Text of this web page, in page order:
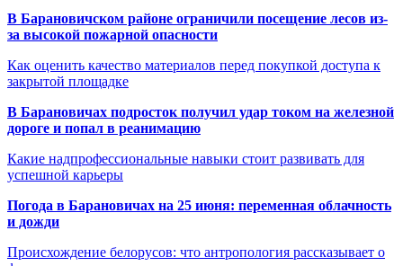
В Барановичском районе ограничили посещение лесов из-
за высокой пожарной опасности
Как оценить качество материалов перед покупкой доступа к
закрытой площадке
В Барановичах подросток получил удар током на железной
дороге и попал в реанимацию
Какие надпрофессиональные навыки стоит развивать для
успешной карьеры
Погода в Барановичах на 25 июня: переменная облачность
и дожди
Происхождение белорусов: что антропология рассказывает о